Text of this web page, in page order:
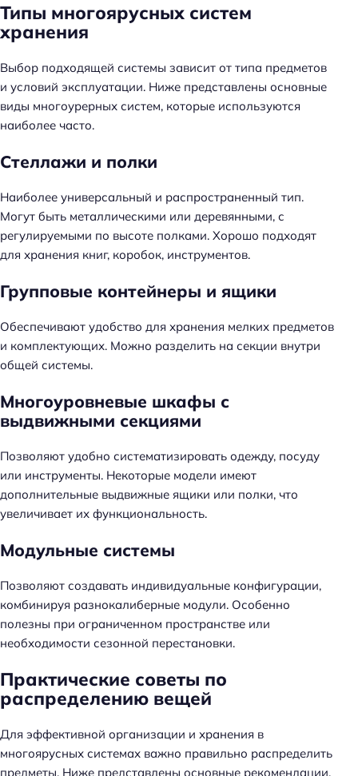
Типы многоярусных систем
хранения
Выбор подходящей системы зависит от типа предметов
и условий эксплуатации. Ниже представлены основные
виды многоурерных систем, которые используются
наиболее часто.
Стеллажи и полки
Наиболее универсальный и распространенный тип.
Могут быть металлическими или деревянными, с
регулируемыми по высоте полками. Хорошо подходят
для хранения книг, коробок, инструментов.
Групповые контейнеры и ящики
Обеспечивают удобство для хранения мелких предметов
и комплектующих. Можно разделить на секции внутри
общей системы.
Многоуровневые шкафы с
выдвижными секциями
Позволяют удобно систематизировать одежду, посуду
или инструменты. Некоторые модели имеют
дополнительные выдвижные ящики или полки, что
увеличивает их функциональность.
Модульные системы
Позволяют создавать индивидуальные конфигурации,
комбинируя разнокалиберные модули. Особенно
полезны при ограниченном пространстве или
необходимости сезонной перестановки.
Практические советы по
распределению вещей
Для эффективной организации и хранения в
многоярусных системах важно правильно распределить
предметы. Ниже представлены основные рекомендации.